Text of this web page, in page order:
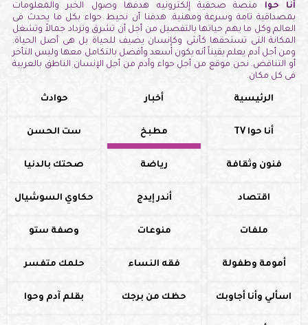
أنا حوا منصة صحفية إلكترونيه هدفها وصول الخبر والمعلومات
بمصداقية تامة وسرعة ومهنية. هدفنا أن نحيط حواء بكل ما يحدث فى
العالم وكل ما يهم حياتها بالتفصيل من أجل أن تشرق وتزداد جمالاً وتشغل
المكانة التى تستحقها كأنثى وكإنسان يضيف للحياة بل هى أصل الحياة.
ومن أجل آدم يعلم يقيناً أنه يكون أسعد وأفضل بالتكامل معها وليس التأخر
أو التناقض. نحن موقع من أجل حواء وآدم من أجل الإنسان الناطق بالعربية
فى كل مكان.
الرئيسية أخبار حوادث
أنا حوا TV مطبخ ست الحسن
فنون وثقافة رياضة صحتك بالدنيا
اقتصاد أندر إيدج حكاوي السوشيال
ملفات منوعات وصفة ستو
أمومة وطفولة فقه النساء حلمك متفسر
اسألي وأنا أجاوبك حظك من برجك بقلم آدم وحوا